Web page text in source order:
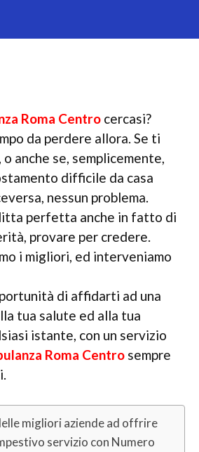
Roma Centro cercasi?
da perdere allora. Se ti
anche se, semplicemente,
difficile da casa
nessun problema.
perfetta anche in fatto di
provare per credere.
i migliori, ed interveniamo
di affidarti ad una
tua salute ed alla tua
istante, con un servizio
Roma Centro sempre
migliori aziende ad offrire
servizio con Numero